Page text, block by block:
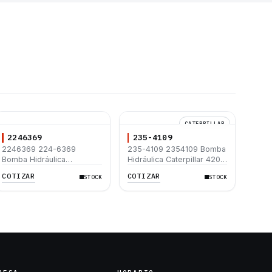
2246369
2246369 224-6369
Bomba Hidráulica
432D 442D
COTIZAR STOCK
CATERPILLAR
235-4109
235-4109 2354109 Bomba
Hidráulica Caterpillar 420D
COTIZAR STOCK